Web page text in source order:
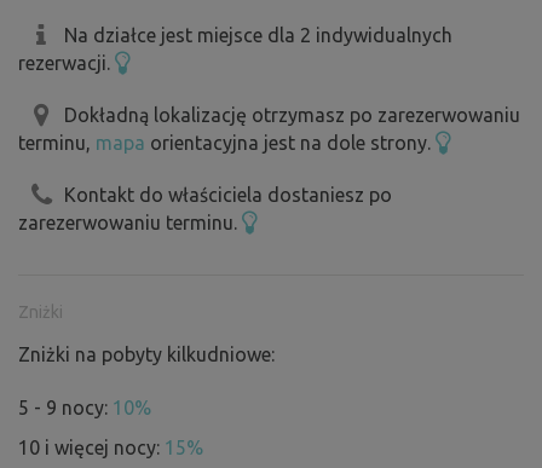
Na działce jest miejsce dla 2 indywidualnych
rezerwacji.
Dokładną lokalizację otrzymasz po zarezerwowaniu
terminu, mapa orientacyjna jest na dole strony.
Kontakt do właściciela dostaniesz po
zarezerwowaniu terminu.
Zniżki
Zniżki na pobyty kilkudniowe:
5 - 9 nocy: 10%
10 i więcej nocy: 15%